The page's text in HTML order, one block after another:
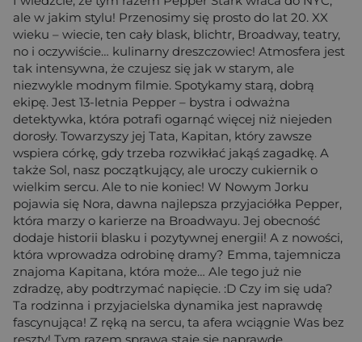
ale w jakim stylu! Przenosimy się prosto do lat 20. XX
wieku – wiecie, ten cały blask, blichtr, Broadway, teatry,
no i oczywiście… kulinarny dreszczowiec! Atmosfera jest
tak intensywna, że czujesz się jak w starym, ale
niezwykle modnym filmie. Spotykamy starą, dobrą
ekipę. Jest 13-letnia Pepper – bystra i odważna
detektywka, która potrafi ogarnąć więcej niż niejeden
dorosły. Towarzyszy jej Tata, Kapitan, który zawsze
wspiera córkę, gdy trzeba rozwikłać jakąś zagadkę. A
także Sol, nasz początkujący, ale uroczy cukiernik o
wielkim sercu. Ale to nie koniec! W Nowym Jorku
pojawia się Nora, dawna najlepsza przyjaciółka Pepper,
która marzy o karierze na Broadwayu. Jej obecność
dodaje historii blasku i pozytywnej energii! A z nowości,
która wprowadza odrobinę dramy? Emma, tajemnicza
znajoma Kapitana, która może… Ale tego już nie
zdradzę, aby podtrzymać napięcie. :D Czy im się uda?
Ta rodzinna i przyjacielska dynamika jest naprawdę
fascynująca! Z ręką na sercu, ta afera wciągnie Was bez